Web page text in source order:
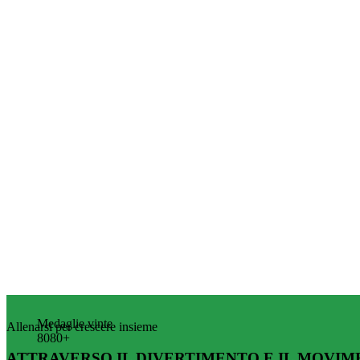
Allenarsi per crescere insieme
Medaglie vinte
8080+